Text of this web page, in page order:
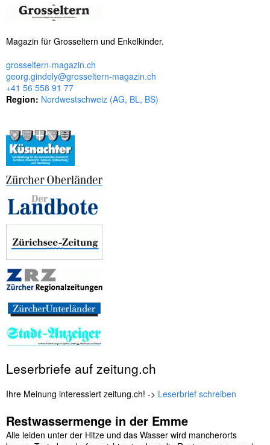
l
s
s
e
l
r
e
r
Magazin für Grosseltern und Enkelkinder.
grosseltern-magazin.ch
georg.gindely@grosseltern-magazin.ch
+41 56 558 91 77
Region: Nordwestschweiz (AG, BL, BS)
Leserbriefe auf zeitung.ch
Ihre Meinung interessiert zeitung.ch! -> Leserbrief schreiben
Restwassermenge in der Emme
Alle leiden unter der Hitze und das Wasser wird mancherorts